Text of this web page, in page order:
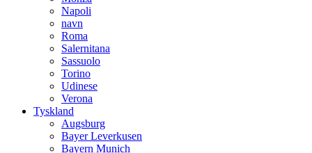
Napoli
navn
Roma
Salernitana
Sassuolo
Torino
Udinese
Verona
Tyskland
Augsburg
Bayer Leverkusen
Bayern Munich